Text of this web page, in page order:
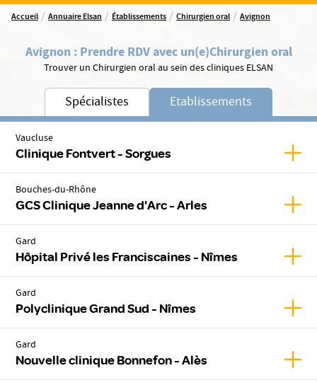
Accueil / Annuaire Elsan / Établissements / Chirurgien oral / Avignon
Avignon: Prendre RDV avec un(e)Chirurgien oral
Trouver un Chirurgien oral au sein des cliniques ELSAN
Spécialistes Etablissements
Vaucluse
Clinique Fontvert - Sorgues
Bouches-du-Rhône
GCS Clinique Jeanne d'Arc - Arles
Gard
Hôpital Privé les Franciscaines - Nîmes
Gard
Polyclinique Grand Sud - Nîmes
Gard
Nouvelle clinique Bonnefon - Alès